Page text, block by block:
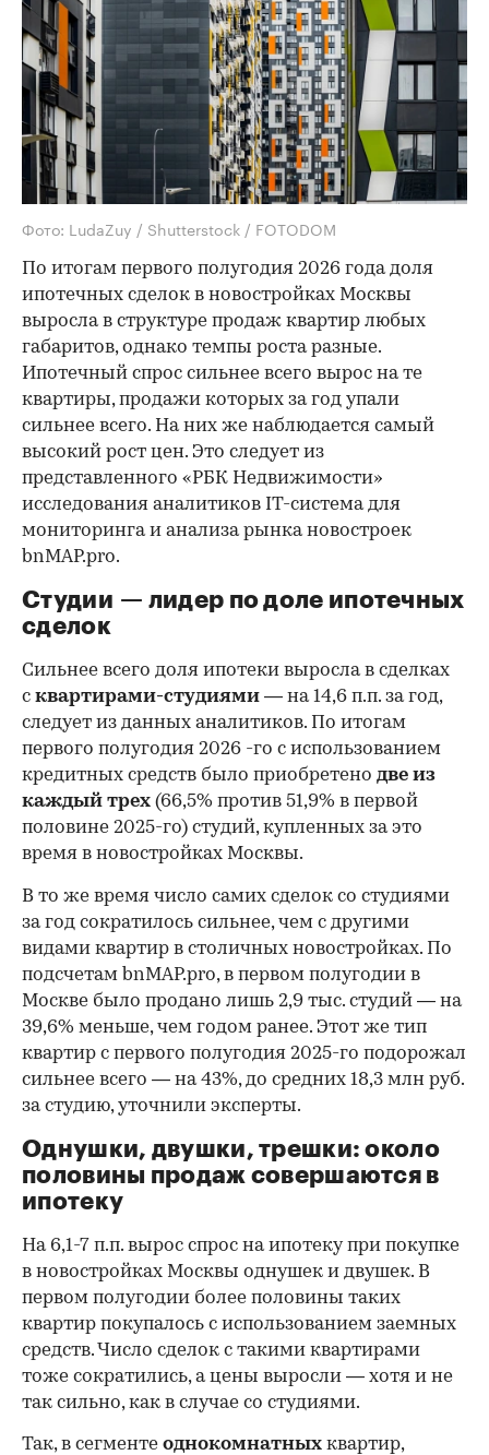
Фото: LudaZuy / Shutterstock / FOTODOM
По итогам первого полугодия 2026 года доля
ипотечных сделок в новостройках Москвы
выросла в структуре продаж квартир любых
габаритов, однако темпы роста разные.
Ипотечный спрос сильнее всего вырос на те
квартиры, продажи которых за год упали
сильнее всего. На них же наблюдается самый
высокий рост цен. Это следует из
представленного «РБК Недвижимости»
исследования аналитиков IT-система для
мониторинга и анализа рынка новостроек
bnMAP.pro.
Студии — лидер по доле ипотечных
сделок
Сильнее всего доля ипотеки выросла в сделках
с квартирами-студиями — на 14,6 п.п. за год,
следует из данных аналитиков. По итогам
первого полугодия 2026 -го с использованием
кредитных средств было приобретено две из
каждый трех (66,5% против 51,9% в первой
половине 2025-го) студий, купленных за это
время в новостройках Москвы.
00:00 / 00:00
В то же время число самих сделок со студиями
за год сократилось сильнее, чем с другими
видами квартир в столичных новостройках. По
подсчетам bnMAP.pro, в первом полугодии в
Москве было продано лишь 2,9 тыс. студий — на
39,6% меньше, чем годом ранее. Этот же тип
квартир с первого полугодия 2025-го подорожал
сильнее всего — на 43%, до средних 18,3 млн руб.
за студию, уточнили эксперты.
Однушки, двушки, трешки: около
половины продаж совершаются в
ипотеку
На 6,1-7 п.п. вырос спрос на ипотеку при покупке
в новостройках Москвы однушек и двушек. В
первом полугодии более половины таких
квартир покупалось с использованием заемных
средств. Число сделок с такими квартирами
тоже сократились, а цены выросли — хотя и не
так сильно, как в случае со студиями.
Так, в сегменте однокомнатных квартир,